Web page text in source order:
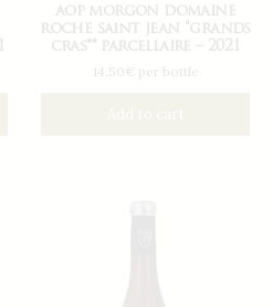
aop morgon domaine
roche saint jean “grands
cras** parcellaire – 2021
14,50€ per bottle